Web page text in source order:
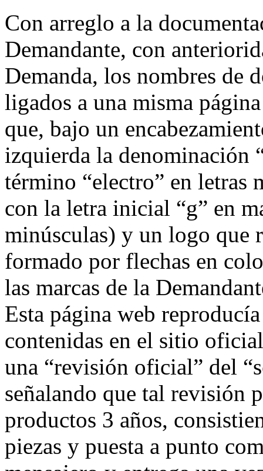
Con arreglo a la
Demandante, con
Demanda, los nombres de
ligados a una misma
que, bajo un
izquierda la denominación
término “electro” en letras
con la letra inicial “g” en
minúsculas) y un logo que
formado por flechas en
las marcas de la
Esta página web
contenidas en el sitio
una “revisión oficial” del
señalando que tal revisión
productos 3 años,
piezas y puesta a punto